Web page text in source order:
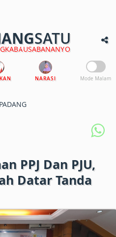
SATU
NARASI Mode Malam
PPJ Dan PJU,
Datar Tanda